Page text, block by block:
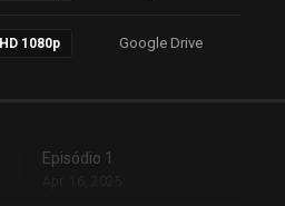
HD 1080p Google Drive
Episódio 1